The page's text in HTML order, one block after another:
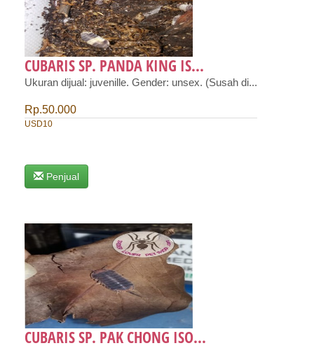
CUBARIS SP. PANDA KING IS...
Ukuran dijual: juvenille. Gender: unsex. (Susah di...
Rp.50.000
USD10
Penjual
CUBARIS SP. PAK CHONG ISO...